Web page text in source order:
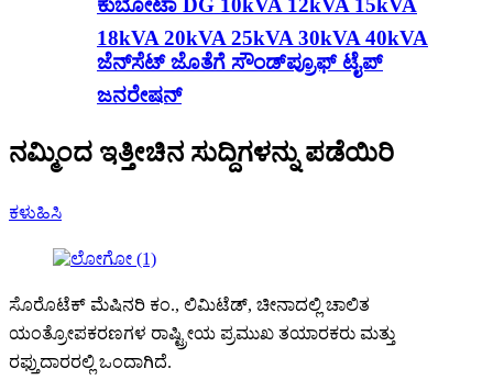
18kVA 20kVA 25kVA 30kVA 40kVA
ಜೆನ್‌ಸೆಟ್ ಜೊತೆಗೆ ಸೌಂಡ್‌ಪ್ರೂಫ್ ಟೈಪ್
ಜನರೇಷನ್
ನಮ್ಮಿಂದ ಇತ್ತೀಚಿನ ಸುದ್ದಿಗಳನ್ನು ಪಡೆಯಿರಿ
ಕಳುಹಿಸಿ
ಸೊರೊಟೆಕ್ ಮೆಷಿನರಿ ಕಂ., ಲಿಮಿಟೆಡ್, ಚೀನಾದಲ್ಲಿ ಚಾಲಿತ
ಯಂತ್ರೋಪಕರಣಗಳ ರಾಷ್ಟ್ರೀಯ ಪ್ರಮುಖ ತಯಾರಕರು ಮತ್ತು
ರಫ್ತುದಾರರಲ್ಲಿ ಒಂದಾಗಿದೆ.